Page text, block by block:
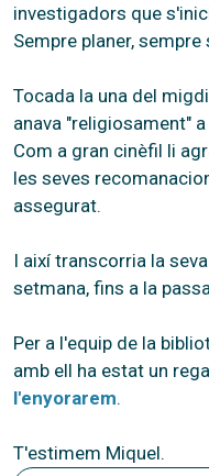
investigadors que
Sempre planer,
Tocada la una del
anava "religiosament" a
Com a gran cinèfil li
les seves
assegurat.
I així transcorria la
setmana, fins a la
Per a l'equip de la
amb ell ha estat un
l'enyorarem.
T'estimem Miquel.